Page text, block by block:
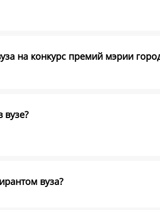
на конкурс премий мэрии
вузе?
вуза?